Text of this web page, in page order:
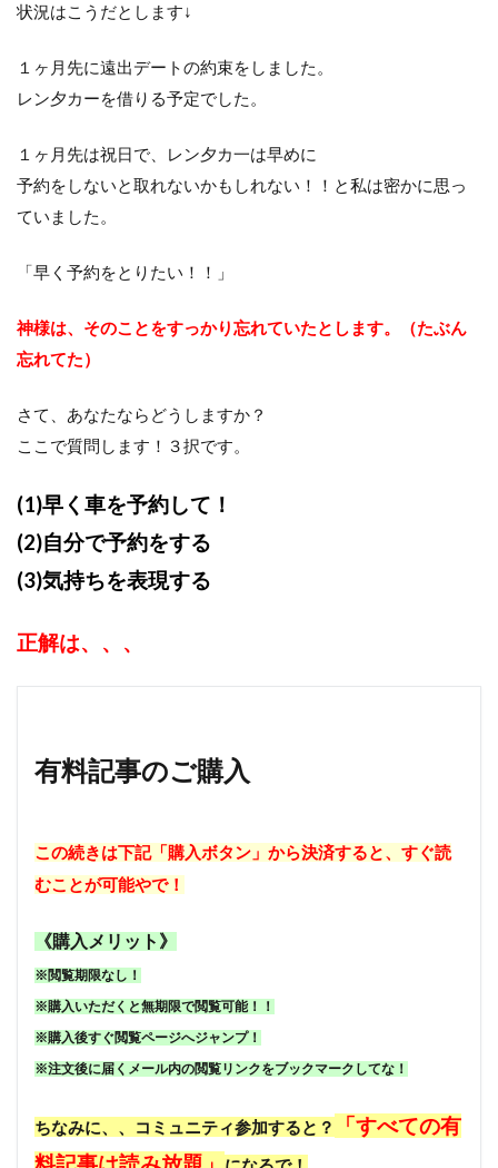
状況はこうだとします↓
１ヶ月先に遠出デートの約束をしました。
レン夕カーを借りる予定でした。
１ヶ月先は祝日で、レン夕カ一は早めに
予約をしないと取れないかもしれない！！と私は密かに思っ
ていました。
「早く予約をとりたい！！」
神様は、 そのことをすっかり忘れていたとします。（たぶん
忘れてた）
さて、あなたならどうしますか？
ここで質問します！３択です。
(1)早く車を予約して！
(2)自分で予約をする
(3)気持ちを表現する
正解は、、、
有料記事のご購入
この続きは下記「購入ボタン」から決済すると、すぐ読
むことが可能やで！
《購入メリット》
※閲覧期限なし！
※購入いただくと無期限で閲覧可能！！
※購入後すぐ閲覧ページへジャンプ！
※注文後に届くメール内の閲覧リンクをブックマークしてな！
ちなみに、、コミュニティ参加すると？
「すべての有